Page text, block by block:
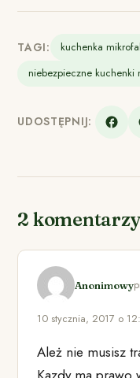
TAGI:
kuchenka
niebezpieczne kuchenki
UDOSTĘPNIJ:
2 komentarzy
Anonimowy
10 stycznia, 2017 o
Ależ nie musisz